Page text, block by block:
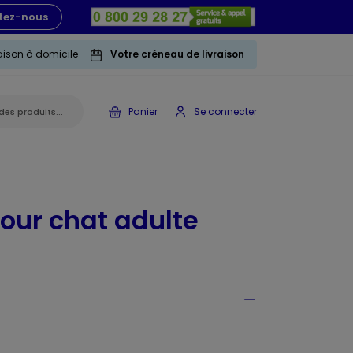
nous
à domicile Votre créneau de livraison
Panier Se connecter
chat adulte